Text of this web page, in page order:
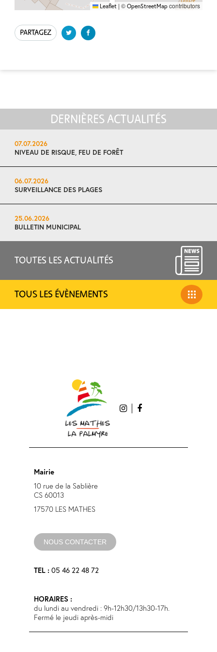
Leaflet | © OpenStreetMap contributors
PARTAGEZ
DERNIÈRES ACTUALITÉS
07.07.2026
NIVEAU DE RISQUE, FEU DE FORÊT
06.07.2026
SURVEILLANCE DES PLAGES
25.06.2026
BULLETIN MUNICIPAL
TOUTES LES ACTUALITÉS
TOUS LES ÉVÈNEMENTS
Mairie
10 rue de la Sablière
CS 60013
17570 LES MATHES
NOUS CONTACTER
TEL : 05 46 22 48 72
HORAIRES :
du lundi au vendredi : 9h-12h30/13h30-17h.
Fermé le jeudi après-midi